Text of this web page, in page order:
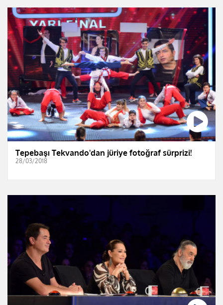
Tepebaşı Tekvando'dan jüriye fotoğraf sürprizi!
28/03/2018